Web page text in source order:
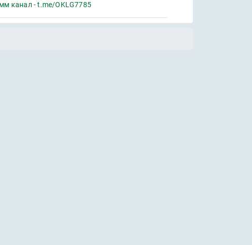
канал - t.me/OKLG7785